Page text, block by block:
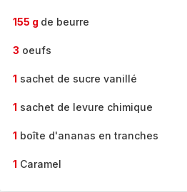
155 g de beurre
3 oeufs
1 sachet de sucre vanillé
1 sachet de levure chimique
1 boîte d'ananas en tranches
1 Caramel